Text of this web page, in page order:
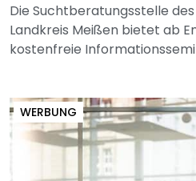
Die Suchtberatungsstelle
Landkreis Meißen bietet ab
kostenfreie
WERBUNG